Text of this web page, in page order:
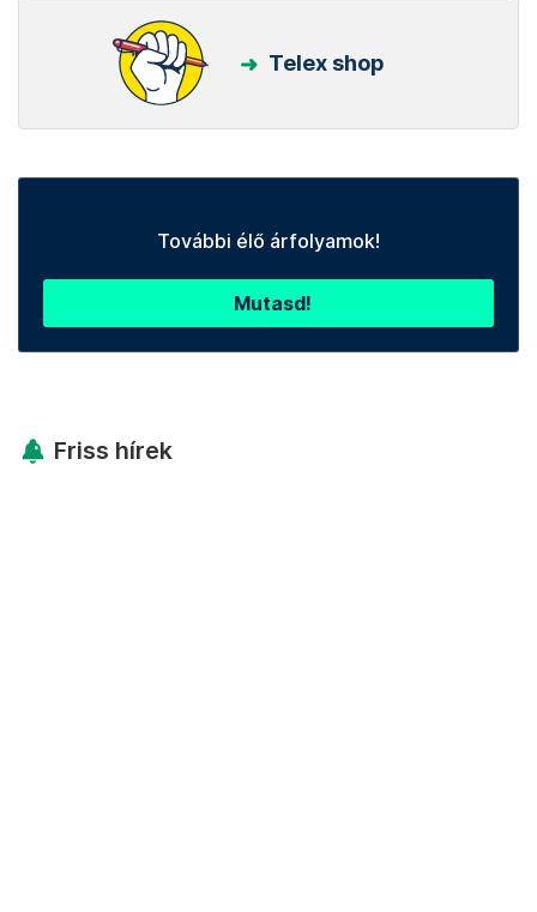
Telex shop
További élő árfolyamok!
Mutasd!
Friss hírek